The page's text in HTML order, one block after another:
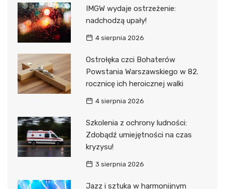
IMGW wydaje ostrzeżenie:
nadchodzą upały!
4 sierpnia 2026
Ostrołęka czci Bohaterów
Powstania Warszawskiego w 82.
rocznicę ich heroicznej walki
4 sierpnia 2026
Szkolenia z ochrony ludności:
Zdobądź umiejętności na czas
kryzysu!
3 sierpnia 2026
Jazz i sztuka w harmonijnym